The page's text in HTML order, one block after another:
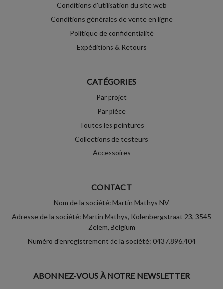
Conditions d'utilisation du site web
Conditions générales de vente en ligne
Politique de confidentialité
Expéditions & Retours
CATÉGORIES
Par projet
Par pièce
Toutes les peintures
Collections de testeurs
Accessoires
CONTACT
Nom de la société: Martin Mathys NV
Adresse de la société: Martin Mathys, Kolenbergstraat 23, 3545
Zelem, Belgium
Numéro d'enregistrement de la société: 0437.896.404
ABONNEZ-VOUS À NOTRE NEWSLETTER